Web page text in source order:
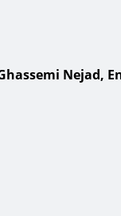
Nejad,